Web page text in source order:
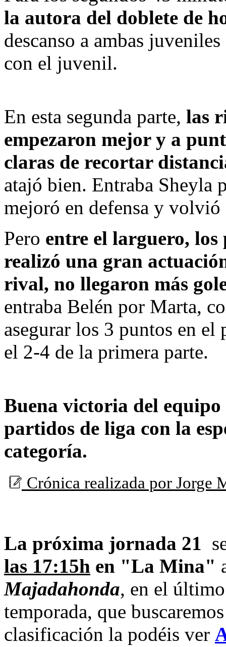
la autora del doblete de
descanso a ambas
con el juvenil.
En esta segunda parte, las
empezaron mejor y a
claras de recortar
atajó bien. Entraba Sheyla
mejoró en defensa y volvió
Pero entre el larguero,
realizó una gran
rival, no llegaron más
entraba Belén por Marta,
asegurar los 3 puntos en
el 2-4 de la primera parte.
Buena victoria del
partidos de liga con la
categoría.
Crónica realizada por Jorge
La próxima jornada 21
las 17:15h en "La Mina"
Majadahonda, en el
temporada, que
clasificación la podéis ver